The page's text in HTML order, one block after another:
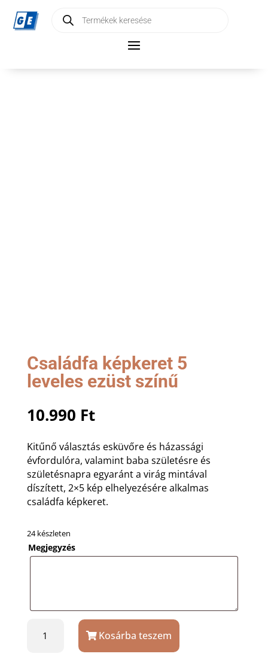
search
Családfa képkeret 5
leveles ezüst színű
10.990 Ft
Kitűnő választás esküvőre és házassági
évfordulóra, valamint baba születésre és
születésnapra egyaránt a virág mintával
díszített, 2×5 kép elhelyezésére alkalmas
családfa képkeret.
24 készleten
Megjegyzés
képkeret
Kosárba teszem